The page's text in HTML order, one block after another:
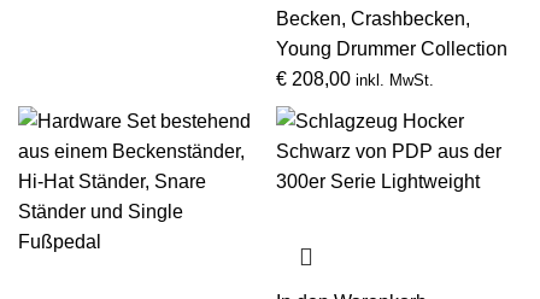
Becken, Crashbecken,
Young Drummer Collection
€ 208,00 inkl. MwSt.